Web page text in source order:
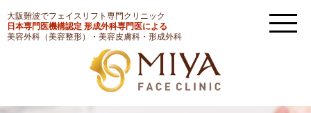
大阪難波でフェイスリフト専門クリニック
日本専門医機構認定 形成外科専門医による
美容外科（美容整形）・美容皮膚科・形成外科